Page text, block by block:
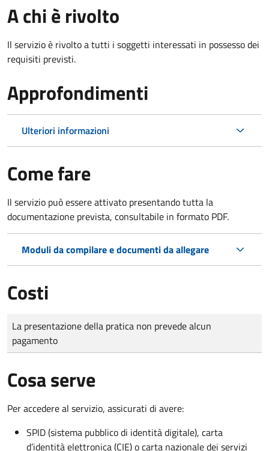
A chi è rivolto
Il servizio è rivolto a tutti i soggetti interessati in possesso dei
requisiti previsti.
Approfondimenti
Ulteriori informazioni
Come fare
Il servizio può essere attivato presentando tutta la
documentazione prevista, consultabile in formato PDF.
Moduli da compilare e documenti da allegare
Costi
Tipo di pagamento
Importo
La presentazione della pratica non prevede alcun
pagamento
Cosa serve
Per accedere al servizio, assicurati di avere:
SPID (sistema pubblico di identità digitale), carta
d’identità elettronica (CIE) o carta nazionale dei servizi